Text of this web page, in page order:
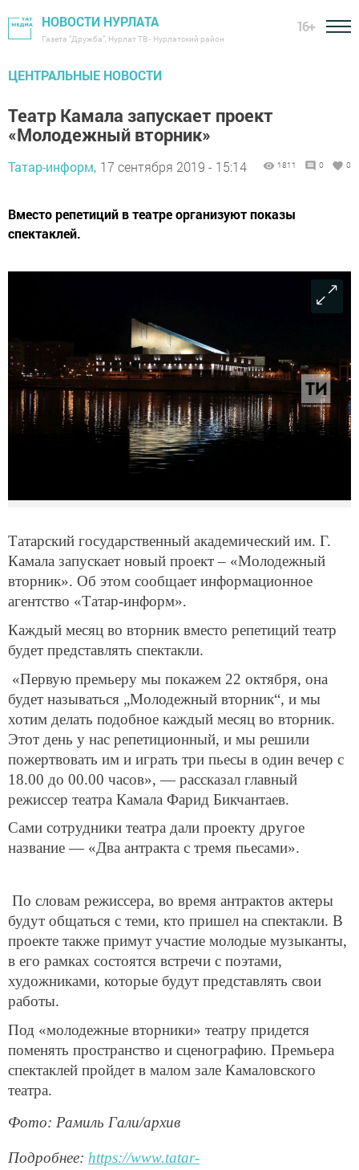
НОВОСТИ НУРЛАТА
Газета "Дружба", Нурлат ТВ - Нурлатский район
16+
ЦЕНТРАЛЬНЫЕ НОВОСТИ
Театр Камала запускает проект
«Молодежный вторник»
Татар-информ, 17 сентября 2019 - 15:14 1811 0 0
Вместо репетиций в театре организуют показы
спектаклей.
Татарский государственный академический им. Г.
Камала запускает новый проект – «Молодежный
вторник». Об этом сообщает информационное
агентство «Татар-информ».
Каждый месяц во вторник вместо репетиций театр
будет представлять спектакли.
«Первую премьеру мы покажем 22 октября, она
будет называться „Молодежный вторник“, и мы
хотим делать подобное каждый месяц во вторник.
Этот день у нас репетиционный, и мы решили
пожертвовать им и играть три пьесы в один вечер с
18.00 до 00.00 часов», — рассказал главный
режиссер театра Камала Фарид Бикчантаев.
Сами сотрудники театра дали проекту другое
название — «Два антракта с тремя пьесами».
По словам режиссера, во время антрактов актеры
будут общаться с теми, кто пришел на спектакли. В
проекте также примут участие молодые музыканты,
в его рамках состоятся встречи с поэтами,
художниками, которые будут представлять свои
работы.
Под «молодежные вторники» театру придется
поменять пространство и сценографию. Премьера
спектаклей пройдет в малом зале Камаловского
театра.
Фото: Рамиль Гали/архив
Подробнее: https://www.tatar-